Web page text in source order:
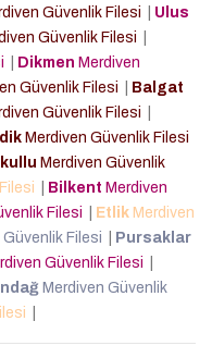
Güvenlik Filesi
Ulus
Güvenlik Filesi
Dikmen Merdiven
Güvenlik Filesi
Balgat
Güvenlik Filesi
Merdiven Güvenlik Filesi
Merdiven Güvenlik
Bilkent Merdiven
Filesi Etlik Merdiven
Filesi
Pursaklar
Güvenlik Filesi
Merdiven Güvenlik